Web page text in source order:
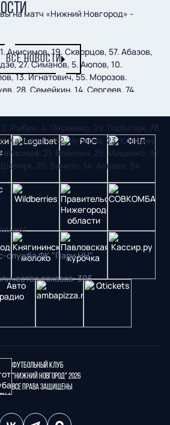
на матч «Нижний Новгород» -
1. Анисимов, 19. Скворцов, 57. Абазов,
27. Симанов, 5. Аюпов, 10.
13. Игнатович, 55. Морозов.
28. Семейкин, 14. Сергеев, 74.
Рыбин, 4. Овсиенко, 29. Горбатюк, 78.
Кашчелан, 92. Чуперка, 23. Кленкин,
: 21. Вавилин, 25. Мищенко, 91.
20. Бенито, 14. Аппаев, 94.
служба ФК "Пари НН"
показов:305
ВСЕ НОВОСТИ
Футбольный клуб
"Нижний Новгород" 2026
Все права защищены